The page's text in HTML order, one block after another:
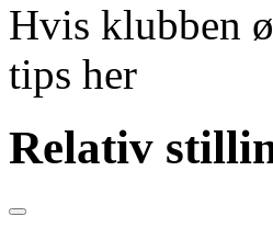
Hvis klubben
tips her
Relativ